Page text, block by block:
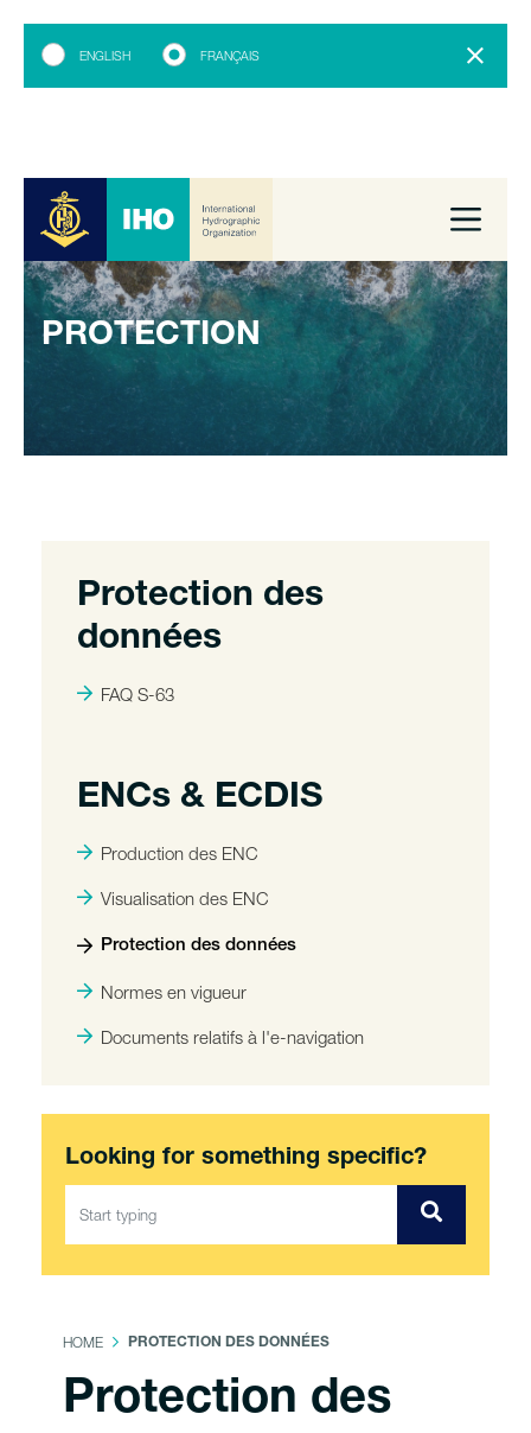
ENGLISH FRANÇAIS
PROTECTION
Protection des
données
FAQ S-63
ENCs & ECDIS
Production des ENC
Visualisation des ENC
Protection des données
Normes en vigueur
Documents relatifs à l'e-navigation
Looking for something specific?
HOME PROTECTION DES DONNÉES
Protection des